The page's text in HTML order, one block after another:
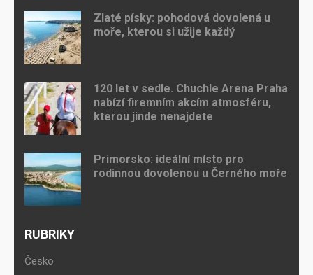
Zlaté písky: pohodová dovolená u
moře, kterou si užije každý
120 let v sedle. Chuchle Arena Praha
nabízí firemním akcím atmosféru,
kterou jinde nenajdete
Primorsko: ideální místo pro
rodinnou dovolenou u Černého moře
RUBRIKY
Česko